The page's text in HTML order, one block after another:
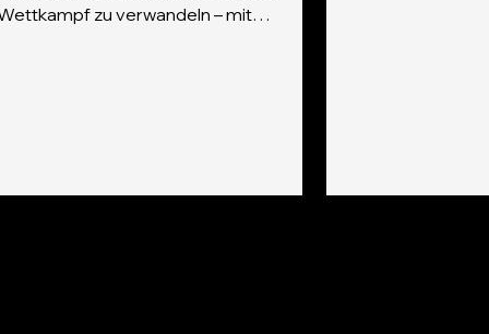
zu verwandeln – mit
Android). Er ist